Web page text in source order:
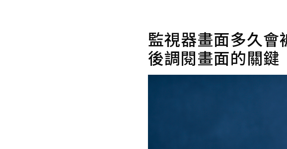
監視器畫面多久會
後調閱畫面的關鍵